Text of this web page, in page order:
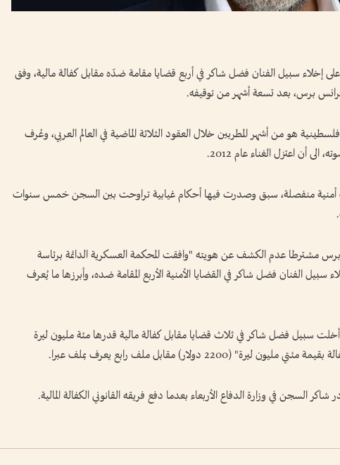
على إخلاء سبيل الفنان فضل شاكر في أربع قضايا مقامة ضدّه مقابل كفالة مالية، وفق
برس، بعد تسعة أشهر من توقيفه.
فلسطينية هو من أشهر المطربين خلال العقود الثلاثة الماضية في العالم العربي، وعُرف
أن اعتزل الغناء عام 2012.
أمنية منفصلة، سبق وصدرت فيها أحكام غيابية تراوحت بين السجن خمس سنوات
مشترطا عدم الكشف عن هويته "وافقت المحكمة العسكرية الدائمة برئاسة
الفنان فضل شاكر في القضايا الأمنية الأربع المقامة ضده، وأبرزها ما يُعرف
سبيل فضل شاكر في ثلاث قضايا مقابل كفالة مالية قدرها مئة مليون ليرة
السجن في وزارة الدفاع الأربعاء بعدما دفع فريقه القانوني الكفالة المالية.